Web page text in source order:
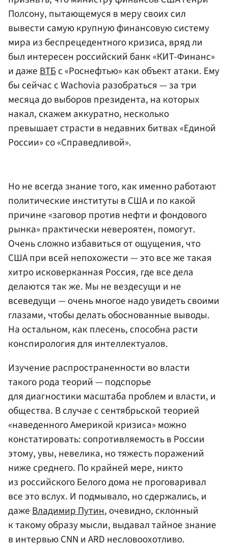
Полсону, пытающемуся в меру своих сил
вывести самую крупную финансовую систему
мира из беспрецедентного кризиса, вряд ли
был интересен российский банк «КИТ-Финанс»
и дажеВТБс «Роснефтью» как объект атаки. Ему
бы сейчас с Wachovia разобраться — за три
месяца до выборов президента, на которых
накал, скажем аккуратно, несколько
превышает страсти в недавних битвах «Единой
России» со «Справедливой».
Но не всегда знание того, как именно работают
политические институты в США и по какой
причине «заговор против нефти и фондового
рынка» практически невероятен, помогут.
Очень сложно избавиться от ощущения, что
США при всей непохожести — это все же такая
хитро исковерканная Россия, где все дела
делаются так же. Мы не вездесущи и не
всеведущи — очень многое надо увидеть своими
глазами, чтобы делать обоснованные выводы.
На остальном, как плесень, способна расти
конспирология для интеллектуалов.
Изучение распространенности во власти
такого рода теорий — подспорье
для диагностики масштаба проблем и власти, и
общества. В случае с сентябрьской теорией
«наведенного Америкой кризиса» можно
констатировать: сопротивляемость в России
этому, увы, невелика, но тяжесть поражений
ниже среднего. По крайней мере, никто
из российского Белого дома не проговаривал
все это вслух. И подмывало, но сдержались, и
дажеВладимир Путин, очевидно, склонный
к такому образу мысли, выдавал тайное знание
в интервью CNN и ARD несловоохотливо.